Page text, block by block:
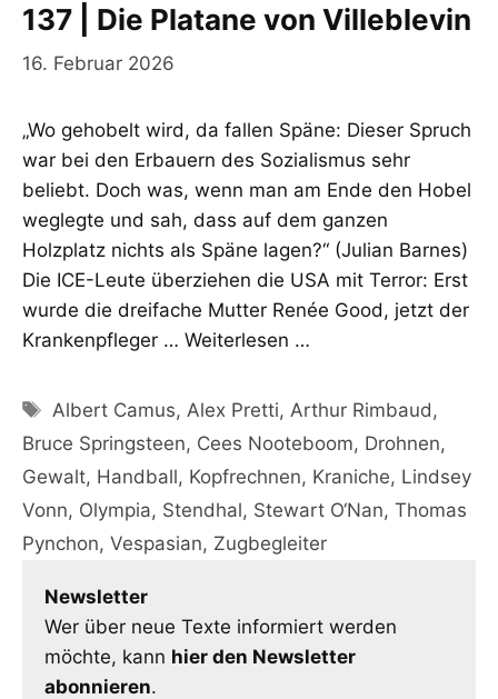
137 | Die Platane von Villeblevin
16. Februar 2026
„Wo gehobelt wird, da fallen Späne: Dieser Spruch
war bei den Erbauern des Sozialismus sehr
beliebt. Doch was, wenn man am Ende den Hobel
weglegte und sah, dass auf dem ganzen
Holzplatz nichts als Späne lagen?“ (Julian Barnes)
Die ICE-Leute überziehen die USA mit Terror: Erst
wurde die dreifache Mutter Renée Good, jetzt der
Krankenpfleger … Weiterlesen …
Schlagwörter
Albert Camus, Alex Pretti, Arthur Rimbaud ,
Bruce Springsteen, Cees Nooteboom, Drohnen,
Gewalt, Handball, Kopfrechnen, Kraniche, Lindsey
Vonn, Olympia, Stendhal, Stewart O‘Nan, Thomas
Pynchon, Vespasian, Zugbegleiter
Newsletter
Wer über neue Texte informiert werden
möchte, kann hier den Newsletter
abonnieren.